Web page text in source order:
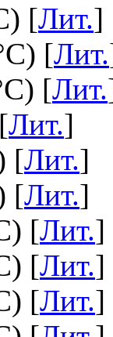
[Лит.]
[Лит.
[Лит.
Лит.]
[Лит.]
[Лит.]
[Лит.]
[Лит.]
[Лит.]